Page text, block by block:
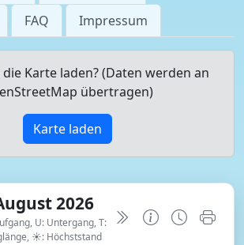
FAQ Impressum
Karte laden? (Daten werden an
übertragen)
Karte laden
2026
U: Untergang, T:
☀: Höchststand